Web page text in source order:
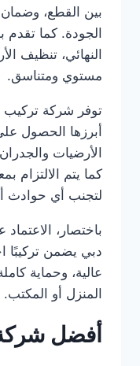
بين القطع، وضمان
الجودة. كما
النهائي، تنظيف
مستوي ومتناسق.
توفر شركة تركيب
أبرزها الحصول
الأرضيات
كما يتم الالتزام
لتجنب أي حوادث
باختصار،
دبي يضمن تركيبًا
عالية، وحماية
المنزل أو المكتب.
أفضل